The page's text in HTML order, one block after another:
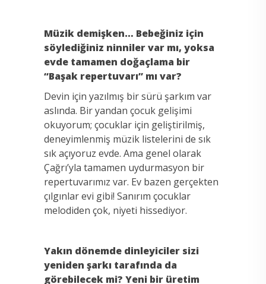
Müzik demişken… Bebeğiniz için
söylediğiniz ninniler var mı, yoksa
evde tamamen doğaçlama bir
“Başak repertuvarı” mı var?
Devin için yazılmış bir sürü şarkım var
aslında. Bir yandan çocuk gelişimi
okuyorum; çocuklar için geliştirilmiş,
deneyimlenmiş müzik listelerini de sık
sık açıyoruz evde. Ama genel olarak
Çağrı’yla tamamen uydurmasyon bir
repertuvarımız var. Ev bazen gerçekten
çılgınlar evi gibi! Sanırım çocuklar
melodiden çok, niyeti hissediyor.
Yakın dönemde dinleyiciler sizi
yeniden şarkı tarafında da
görebilecek mi? Yeni bir üretim